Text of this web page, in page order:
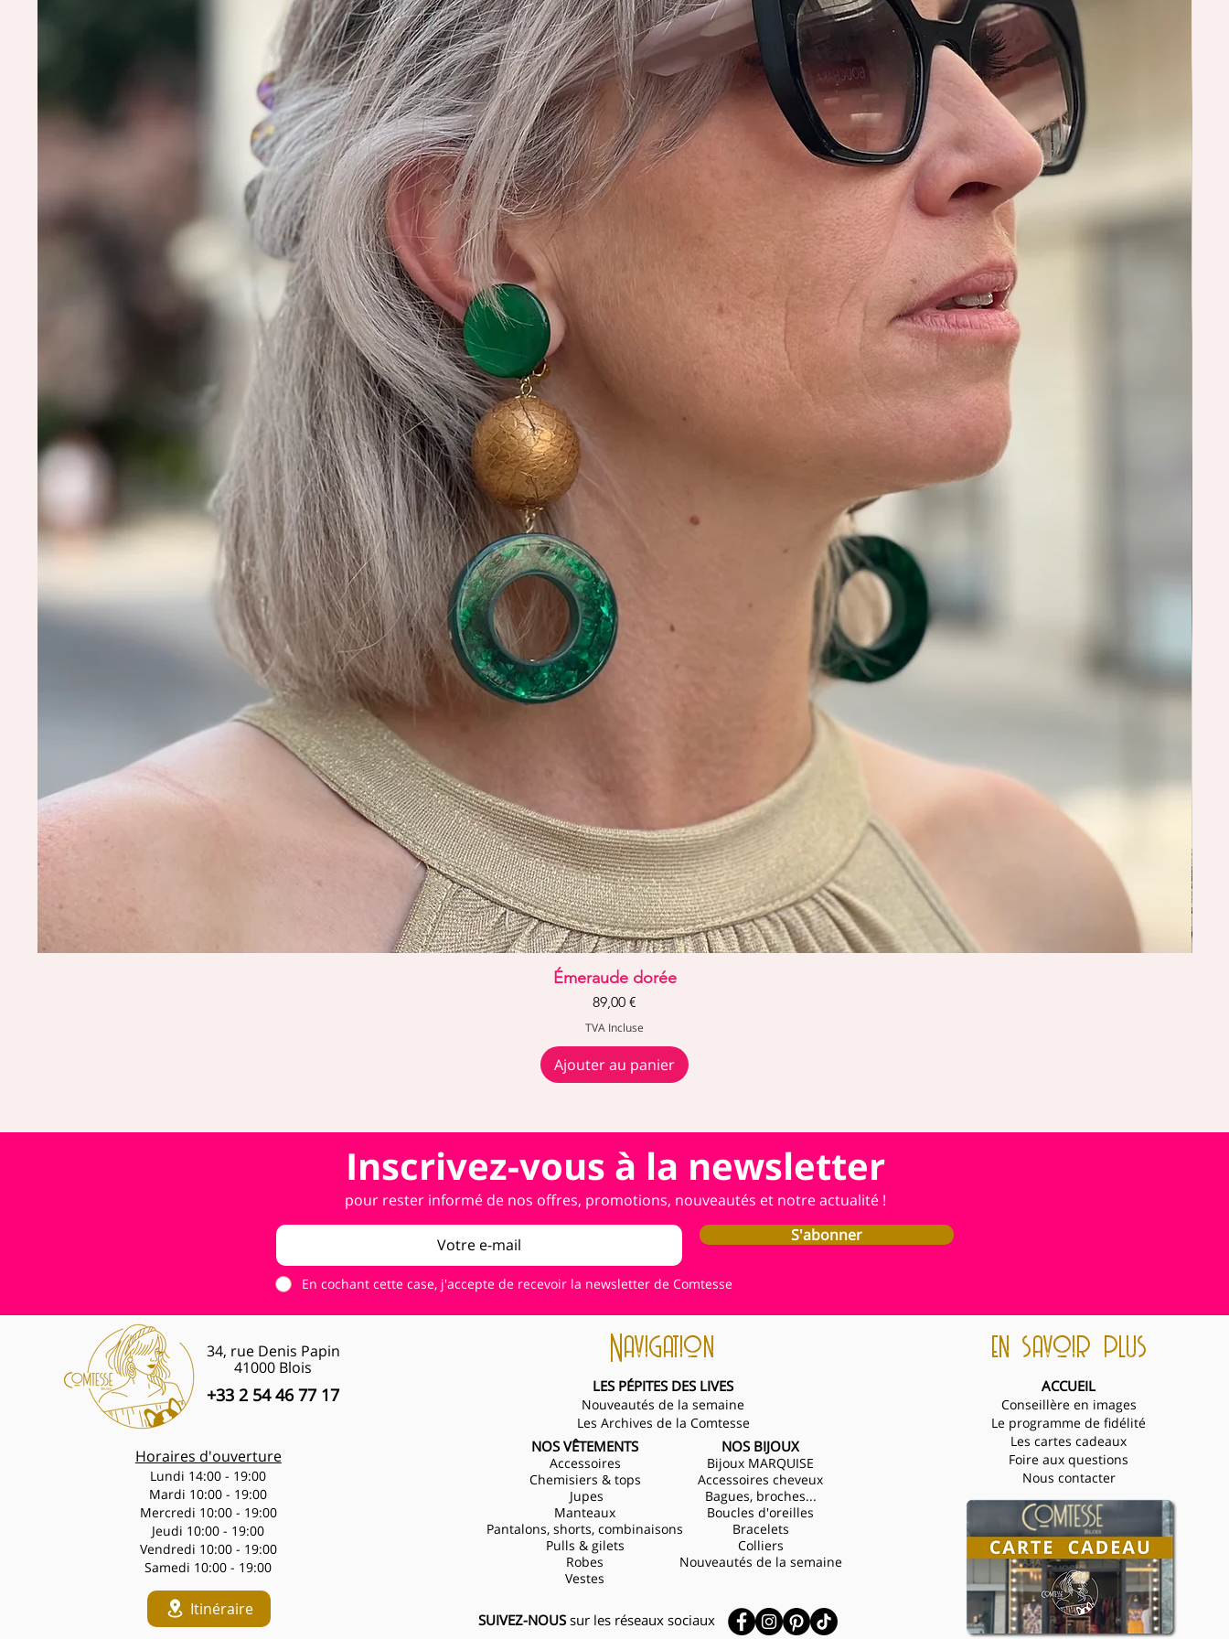
Aperçu rapide
Émeraude dorée
Prix
89,00 €
TVA Incluse
Ajouter au panier
Inscrivez-vous à la newsletter
pour rester informé de nos offres, promotions, nouveautés et notre actualité !
S'abonner
En cochant cette case, j'accepte de recevoir la newsletter de Comtesse
34, rue Denis Papin
41000 Blois
+33 2 54 46 77 17
Horaires d'ouverture
Lundi 14:00 - 19:00
Mardi 10:00 - 19:00
Mercredi 10:00 - 19:00
Jeudi 10:00 - 19:00
Vendredi 10:00 - 19:00
Samedi 10:00 - 19:00
Itinéraire
Navigation
LES PÉPITES DES LIVES
Nouveautés de la semaine
Les Archives de la Comtesse
NOS BIJOUX
Bijoux MARQUISE
Accessoires cheveux
Bagues, broches...
Boucles d'oreilles
Bracelets
Colliers
Nouveautés de la semaine
NOS VÊTEMENTS
Accessoires
Chemisiers & tops
Jupes
Manteaux
Pantalons, shorts, combinaisons
Pulls & gilets
Robes
Vestes
SUIVEZ-NOUS sur les réseaux sociaux
en savoir plus
ACCUEIL
Conseillère en images
Le programme de fidélité
Les cartes cadeaux
Foire aux questions
Nous contacter